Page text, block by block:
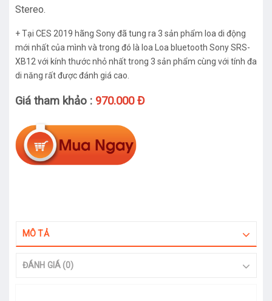
Stereo.
+ Tại CES 2019 hãng Sony đã tung ra 3 sản phẩm loa di động
mới nhất của mình và trong đó là loa Loa bluetooth Sony SRS-
XB12 với kính thước nhỏ nhất trong 3 sản phẩm cùng với tính đa
di năng rất được đánh giá cao.
Giá tham khảo : 970.000 Đ
MÔ TẢ
ĐÁNH GIÁ (0)